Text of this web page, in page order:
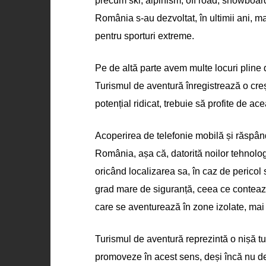
România s-au dezvoltat, în ultimii ani,
pentru sporturi extreme.
Pe de altă parte avem multe locuri pline
Turismul de aventură înregistrează o
potențial ridicat, trebuie să profite de
Acoperirea de telefonie mobilă și
România, așa că, datorită noilor
oricând localizarea sa, în caz de pericol
grad mare de siguranță, ceea ce
care se aventurează în zone izolate,
Turismul de aventură reprezintă o nișă
promoveze în acest sens, deși încă nu